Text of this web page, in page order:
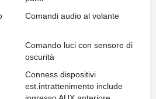
Comandi audio al volante
Comando luci con sensore di
oscurità
Conness.dispositivi
est.intrattenimento include